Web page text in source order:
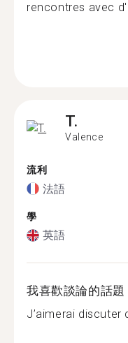
rencontres avec
T.
Valence
流利
法語
學
英語
我喜歡談論的話題
J’aimerai discuter